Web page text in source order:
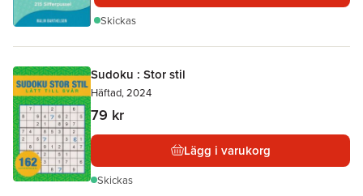
Skickas
Sudoku : Stor stil
Häftad, 2024
79 kr
Lägg i varukorg
Skickas